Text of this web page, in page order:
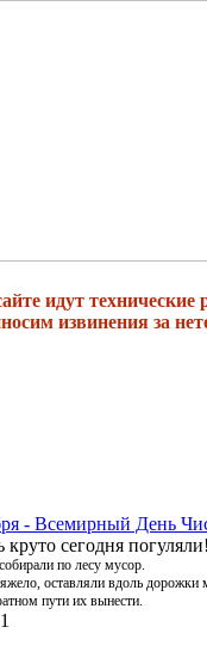
идут технические
извинения за
- Всемирный День
сегодня
по лесу мусор.
оставляли вдоль
пути их вынести.